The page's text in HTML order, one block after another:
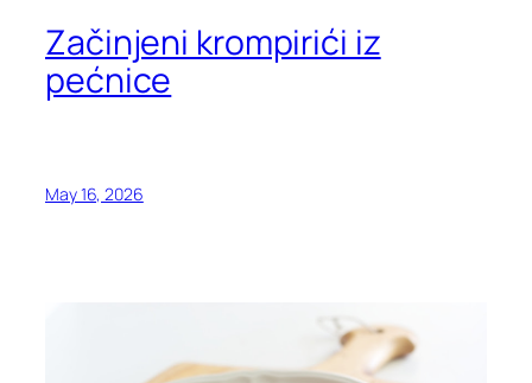
Začinjeni krompirići iz
pećnice
May 16, 2026